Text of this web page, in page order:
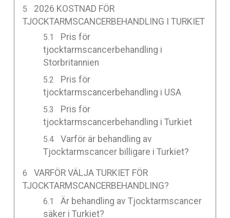
2026 KOSTNAD FÖR
TJOCKTARMSCANCERBEHANDLING I TURKIET
Pris för
tjocktarmscancerbehandling i
Storbritannien
Pris för
tjocktarmscancerbehandling i USA
Pris för
tjocktarmscancerbehandling i Turkiet
Varför är behandling av
Tjocktarmscancer billigare i Turkiet?
VARFÖR VÄLJA TURKIET FÖR
TJOCKTARMSCANCERBEHANDLING?
Är behandling av Tjocktarmscancer
säker i Turkiet?